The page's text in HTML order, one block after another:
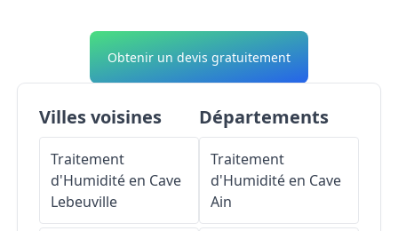
Obtenir un devis gratuitement
Villes voisines
Traitement
d'Humidité en Cave
Lebeuville
Départements
Traitement
d'Humidité en Cave
Ain